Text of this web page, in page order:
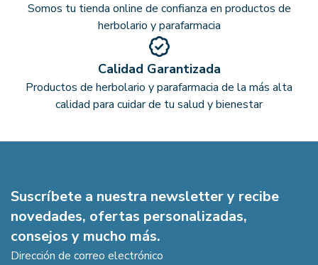
Somos tu tienda online de confianza en productos de
herbolario y parafarmacia
Calidad Garantizada
Productos de herbolario y parafarmacia de la más alta
calidad para cuidar de tu salud y bienestar
Suscríbete a nuestra newsletter y recibe
novedades, ofertas personalizadas,
consejos y mucho más.
Dirección de correo electrónico